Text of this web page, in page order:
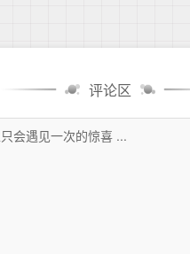
评论区